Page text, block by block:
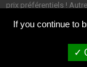
prix préférentiels !
NOTRE
If you continue to
✓